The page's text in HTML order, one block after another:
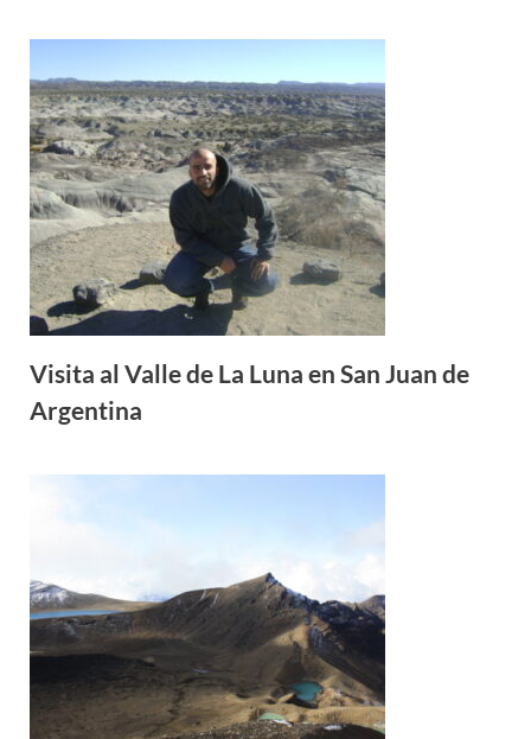
Visita al Valle de La Luna en San Juan de
Argentina